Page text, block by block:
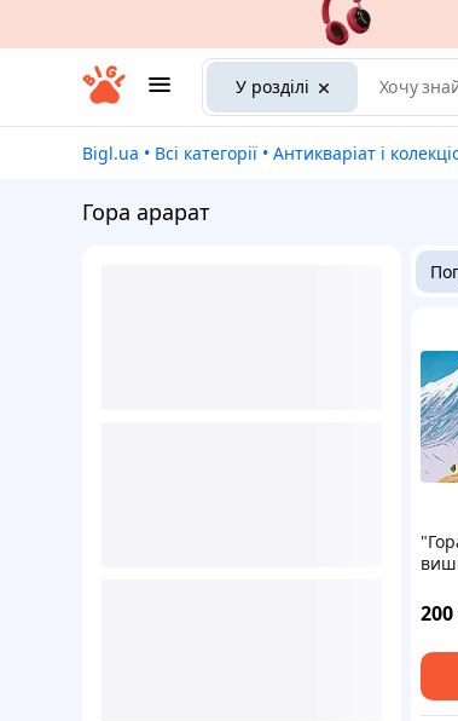
У розділі
Bigl.ua • Всі категорії • Антикваріат і
Гора арарат
200